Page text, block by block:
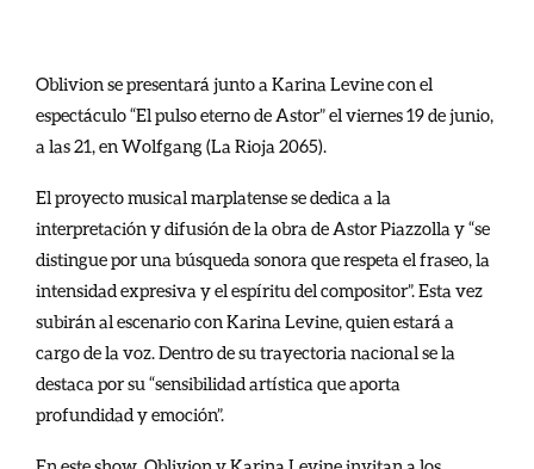
Oblivion se presentará junto a Karina Levine con el
espectáculo “El pulso eterno de Astor” el viernes 19 de junio,
a las 21, en Wolfgang (La Rioja 2065).
El proyecto musical marplatense se dedica a la
interpretación y difusión de la obra de Astor Piazzolla y “se
distingue por una búsqueda sonora que respeta el fraseo, la
intensidad expresiva y el espíritu del compositor”. Esta vez
subirán al escenario con Karina Levine, quien estará a
cargo de la voz. Dentro de su trayectoria nacional se la
destaca por su “sensibilidad artística que aporta
profundidad y emoción”.